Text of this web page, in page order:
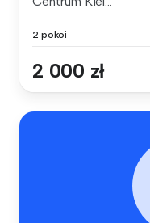
2 pokoi
2 000 zł